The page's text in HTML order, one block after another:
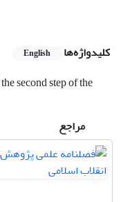
کلیدواژه‌ها English
the second step of the
مراجع